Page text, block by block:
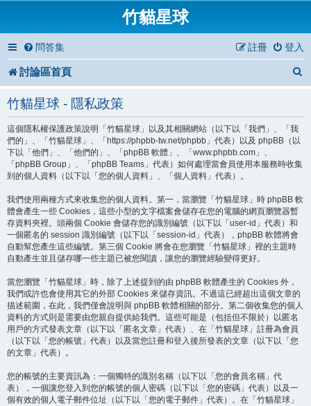
竹貓星球
問答集 登入
註冊
討論區首頁
竹貓星球 - 隱私政策
這個隱私權保護政策說明「竹貓星球」以及其相關網站（以下以「我們」、「我
們的」、「竹貓星球」、「https://phpbb-tw.net/phpbb」代表）以及 phpBB（以
下以「他們」、「他們的」、「phpBB 軟體」、「www.phpbb.com」、
「phpBB Group」、「phpBB Teams」代表）如何處理當會員使用本服務時收集
到的個人資料（以下以「您的個人資料」、「個人資料」代表）。
我們使用兩種方式來收集您的個人資料。第一，當瀏覽「竹貓星球」時 phpBB 軟
體會產生一些 Cookies，這些小型的文字檔案會儲存在您的電腦的網頁瀏覽器暫
存資料夾裡。頭兩個 Cookie 會儲存您的識別編號（以下以「user-id」代表）和
一個匿名的 session 識別編號（以下以「session-id」代表），phpBB 軟體將會
自動幫您產生這些編號。第三個 Cookie 將會在您瀏覽「竹貓星球」裡的主題時
自動產生並且儲存哪一些主題已被您閱讀，讓您的瀏覽經驗變得更好。
當您瀏覽「竹貓星球」時，除了上述提到的由 phpBB 軟體產生的 Cookies 外，
我們或許也會使用其它的外部 Cookies 來儲存資訊。不過這已經超出這個文章的
描述範圍，在此，我們僅會說明與 phpBB 軟體相關的部分。第二個收集您的個人
資料的方式則是需要由您親自提供給我們。這些可能是（包括但不限於）以匿名
用戶的方式發表文章（以下以「匿名文章」代表）、在「竹貓星球」註冊為會員
（以下以「您的帳號」代表）以及當您註冊和登入後所發表的文章（以下以「您
的文章」代表）。
您的帳號的主要資訊為：一個獨特的識別名稱（以下以「您的會員名稱」代
表），一個讓您登入到您的帳號的個人密碼（以下以「您的密碼」代表）以及一
個有效的個人電子郵件位址（以下以「您的電子郵件」代表）。在「竹貓星球」